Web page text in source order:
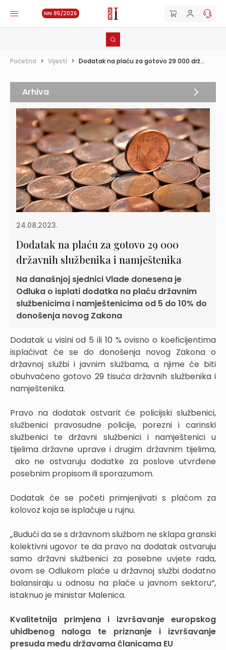
NN 85/2026
Početna > Vijesti > Dodatak na plaću za gotovo 29 000 drž...
24.08.2023.
Dodatak na plaću za gotovo 29 000
državnih službenika i namještenika
Na današnjoj sjednici Vlade donesena je
Odluka o isplati dodatka na plaću državnim
službenicima i namještenicima od 5 do 10% do
donošenja novog Zakona
Dodatak u visini od 5 ili 10 % ovisno o koeficijentima
isplaćivat će se do donošenja novog Zakona o
državnoj službi i javnim službama, a njime će biti
obuhvaćeno gotovo 29 tisuća državnih službenika i
namještenika.
Pravo na dodatak ostvarit će policijski službenici,
službenici pravosudne policije, porezni i carinski
službenici te državni službenici i namještenici u
tijelima državne uprave i drugim državnim tijelima,
ako ne ostvaruju dodatke za poslove utvrđene
posebnim propisom ili sporazumom.
Dodatak će se početi primjenjivati s plaćom za
kolovoz koja se isplaćuje u rujnu.
„Budući da se s državnom službom ne sklapa granski
kolektivni ugovor te da pravo na dodatak ostvaruju
samo državni službenici za posebne uvjete rada,
ovom se Odlukom plaće u državnoj službi dodatno
balansiraju u odnosu na plaće u javnom sektoru“,
istaknuo je ministar Malenica.
Kvalitetnija primjena i izvršavanje europskog
uhidbenog naloga te priznanje i izvršavanje
presuda među državama članicama EU
Arhiva